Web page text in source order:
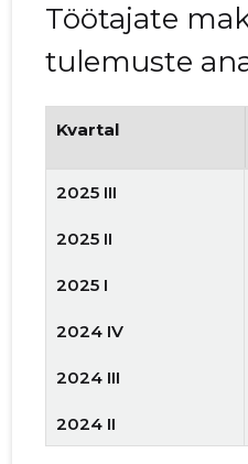
Töötajate
tulemuste
Kvartal
2025 III
2025 II
2025 I
2024 IV
2024 III
2024 II